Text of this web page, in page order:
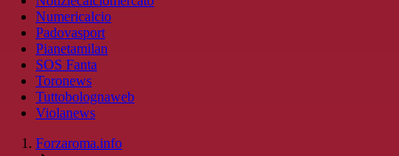
Numericalcio
Padovasport
Pianetamilan
SOS Fanta
Toronews
Tuttobolognaweb
Violanews
Forzaroma.info